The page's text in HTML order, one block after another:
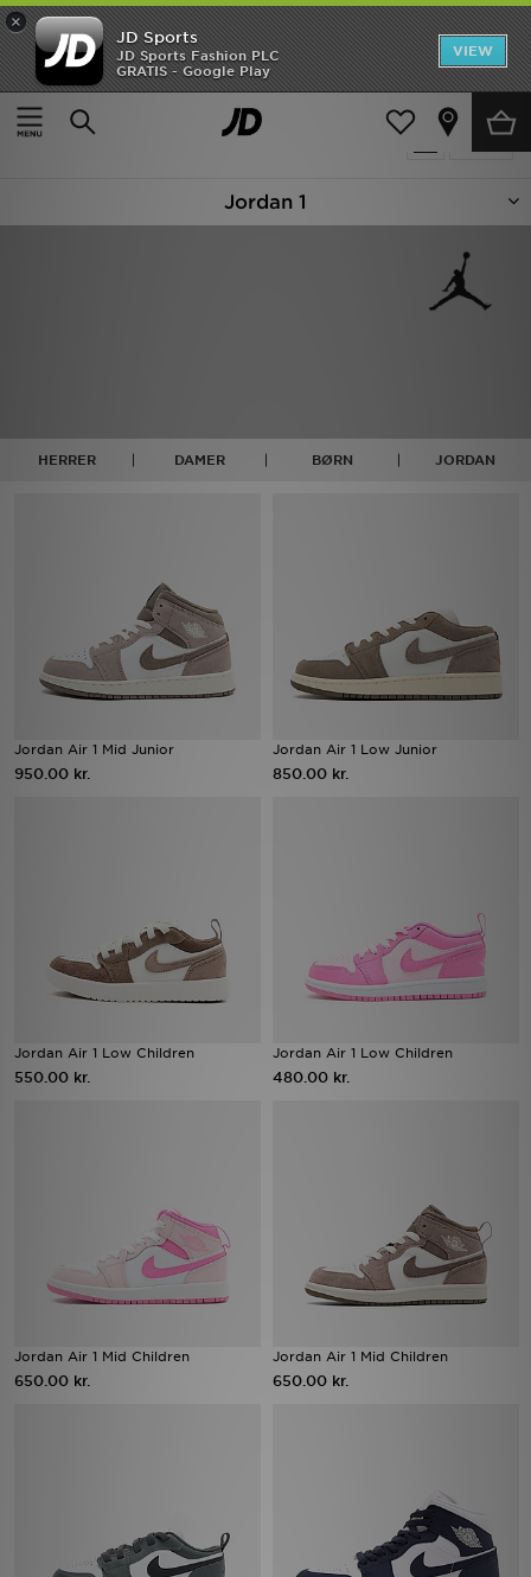
×
JD Sports
JD Sports Fashion PLC
GRATIS - Google Play
VIEW
Hjem
Jordan 1
63 Produkter fundet
Jordan 1
HERRER DAMER BØRN JORDAN
Jordan Air 1 Mid Junior
950.00 kr.
Jordan Air 1 Low Junior
850.00 kr.
Jordan Air 1 Low Children
550.00 kr.
Jordan Air 1 Low Children
480.00 kr.
Jordan Air 1 Mid Children
650.00 kr.
Jordan Air 1 Mid Children
650.00 kr.
Hjem
Udsalg
Download JD app'en
Mine beskeder
Hjælp & information